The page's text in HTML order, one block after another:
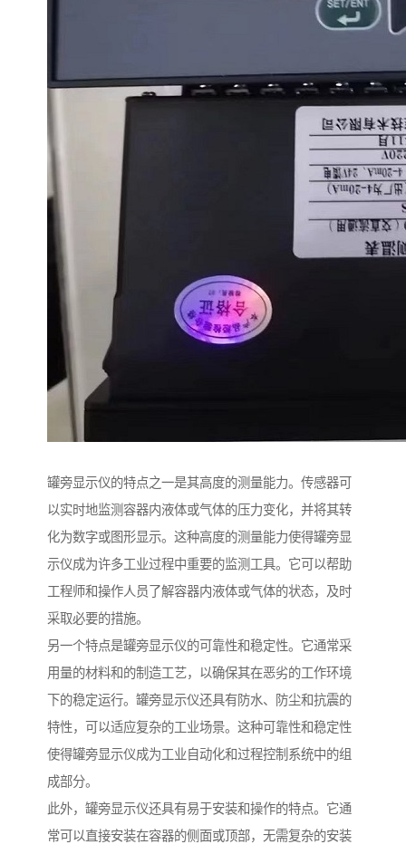
罐旁显示仪的特点之一是其高度的测量能力。传感器可
以实时地监测容器内液体或气体的压力变化，并将其转
化为数字或图形显示。这种高度的测量能力使得罐旁显
示仪成为许多工业过程中重要的监测工具。它可以帮助
工程师和操作人员了解容器内液体或气体的状态，及时
采取必要的措施。
另一个特点是罐旁显示仪的可靠性和稳定性。它通常采
用量的材料和的制造工艺，以确保其在恶劣的工作环境
下的稳定运行。罐旁显示仪还具有防水、防尘和抗震的
特性，可以适应复杂的工业场景。这种可靠性和稳定性
使得罐旁显示仪成为工业自动化和过程控制系统中的组
成部分。
此外，罐旁显示仪还具有易于安装和操作的特点。它通
常可以直接安装在容器的侧面或顶部，无需复杂的安装